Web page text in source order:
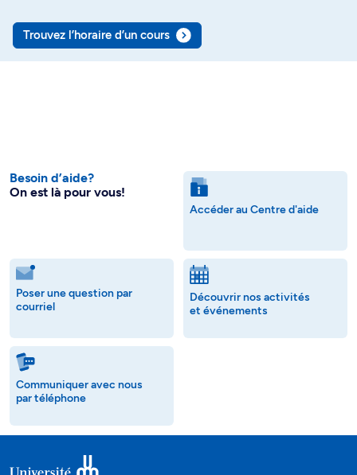
Trouvez l’horaire d’un cours
Besoin d’aide?
On est là pour vous!
Accéder au Centre d'aide
Poser une question par
courriel
Découvrir nos activités
et événements
Communiquer avec nous
par téléphone